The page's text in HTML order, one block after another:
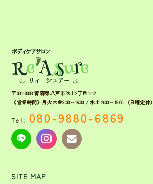
〒031-0003 青森県八戸市吹上2丁目1-12
《営業時間》月火木金9:00～16:00 / 水土 9:00～18:00 （日曜定休）
Tel: 080-9880-6869
SITE MAP